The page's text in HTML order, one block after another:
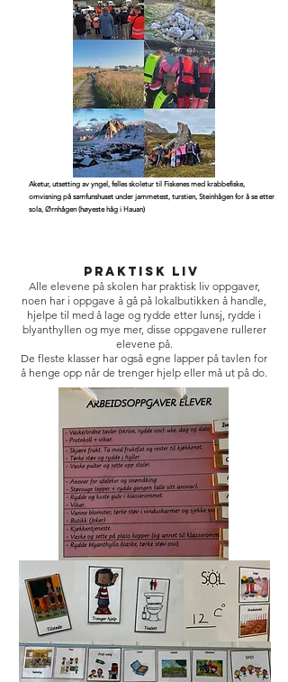
Aketur, utsetting av yngel, felles skoletur til Fiskenes med krabbefiske,
omvisning på samfunshuset under jammetest, turstien, Steinhågen for å se etter
sola, Ørnhågen (høyeste håg i Hauan)
Praktisk liv
Alle elevene på skolen har praktisk liv oppgaver,
noen har i oppgave å gå på lokalbutikken å handle,
hjelpe til med å lage og rydde etter lunsj, rydde i
blyanthyllen og mye mer, disse oppgavene rullerer
elevene på.
De fleste klasser har også egne lapper på tavlen for
å henge opp når de trenger hjelp eller må ut på do.